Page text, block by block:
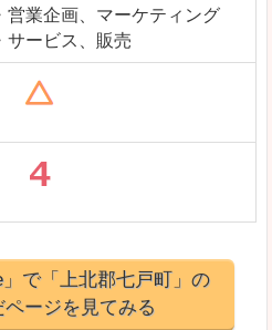
営業企画、マーケティング
サービス、販売
」で「上北郡七戸町」の
ージを見てみる